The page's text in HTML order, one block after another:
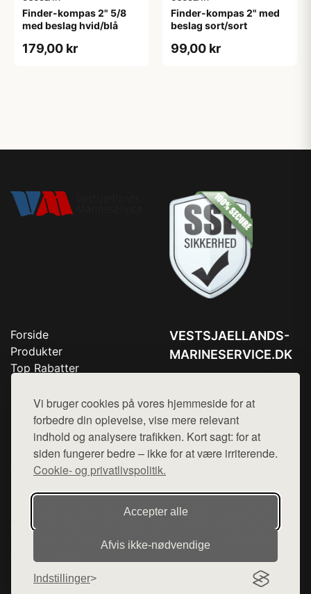
Vi bruger cookies på vores hjemmeside for at
forbedre din oplevelse, vise mere relevant
indhold og analysere trafikken. Kort sagt: for at
siden fungerer bedre – ikke for at være irriterende.
Cookie- og privatlivspolitik.
Accepter alle
Afvis ikke‑nødvendige
Indstillinger
Finder-kompas 2" 5/8
med beslag hvid/blå
179,00 kr
Finder-kompas 2" med
beslag sort/sort
99,00 kr
Forside
Produkter
Top Rabatter
Kontakt
VESTSJAELLANDS-
MARINESERVICE.DK
Mail:hej@want.dk
Cookie- og privatlivspolitik
Denne side er en del af want.dk, der udgiver en række
hjemmesider med præsentation af forskellige produkter fra
diverse webshops. Der sælges ikke varer fra denne side - vi
henviser til de shops, som sælger varen. Vi har heller ikke
varerne på lager.
© 2026 vestsjaellands-marineservice.dk. Alle rettigheder